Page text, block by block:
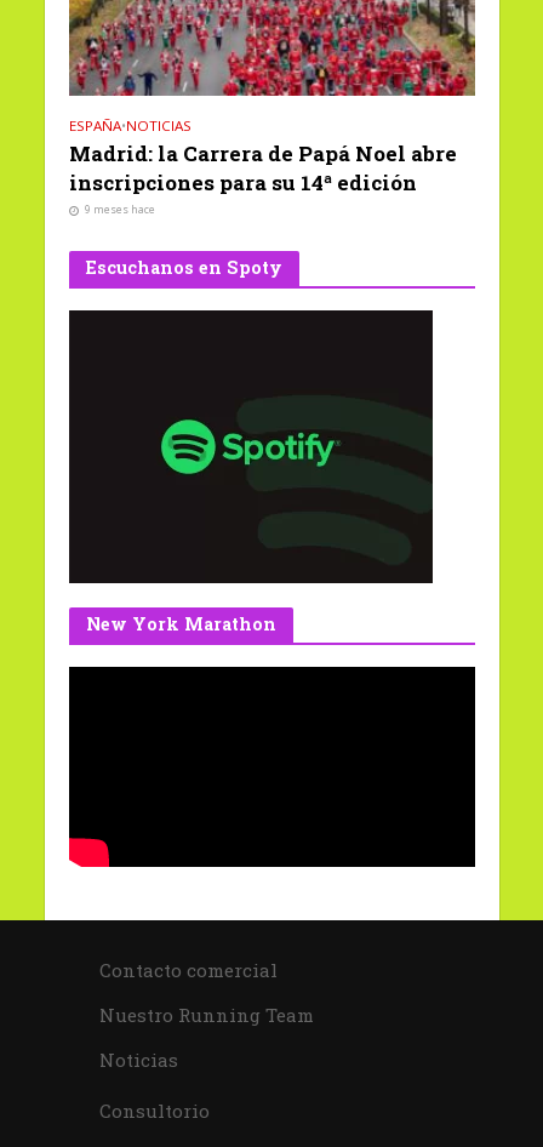
ESPAÑA•NOTICIAS
Madrid: la Carrera de Papá Noel abre
inscripciones para su 14ª edición
9 meses hace
Escuchanos en Spoty
New York Marathon
Contacto comercial
Nuestro Running Team
Noticias
Consultorio